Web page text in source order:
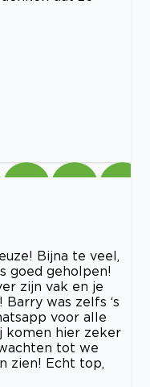
Bijna te veel,
goed geholpen!
zijn vak en je
was zelfs ‘s
voor alle
komen hier zeker
tot we
zien! Echt top,